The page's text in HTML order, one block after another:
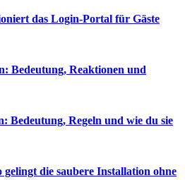
das Login-Portal für Gäste
Bedeutung, Reaktionen und
Bedeutung, Regeln und wie du sie
die saubere Installation ohne